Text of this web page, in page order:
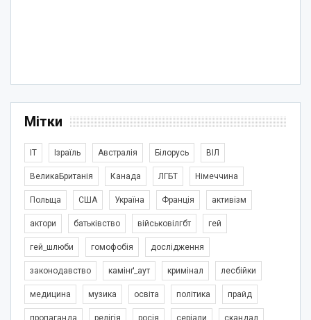
Мітки
IT Ізраїль Австралія Білорусь ВІЛ
ВеликаБританія Канада ЛГБТ Німеччина
Польща США Україна Франція активізм
актори батьківство військовілгбт гей
гей_шлюби гомофобія дослідження
законодавство камінґ_аут кримінал лесбійки
медицина музика освіта політика прайд
пропаганда релігія росія серіали скандал